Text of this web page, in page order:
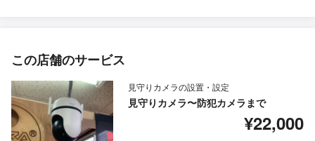
この店舗のサービス
見守りカメラの設置・設定
見守りカメラ〜防犯カメラまで
¥22,000